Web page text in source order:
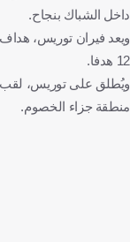
داخل الشباك بنجاح.
ويعد فيران توريس،
12 هدفا.
ويُطلق على توريس، لقب
منطقة جزاء الخصوم.